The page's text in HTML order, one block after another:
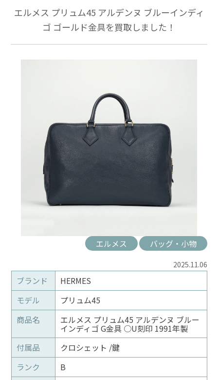
エルメス プリュム45 アルデンヌ ブルーインディ
ゴ ゴールド金具を買取しました！
エルメス バッグ・小物
2025.11.06
ブランド
HERMES
モデル
プリュム45
商品名
エルメス プリュム45 アルデンヌ ブルー
インディゴ G金具 ○U刻印 1991年製
付属品
クロシェット /鍵
ランク
B